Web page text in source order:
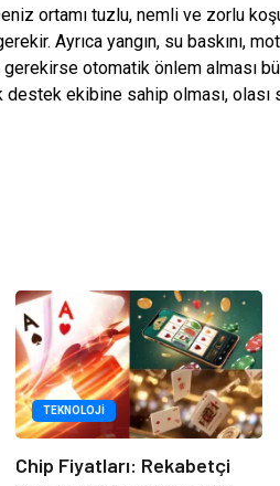
ortamı tuzlu, nemli ve zorlu
Ayrıca yangın, su baskını,
otomatik önlem alması
destek ekibine sahip olması,
TEKNOLOJI
Chip Fiyatları: Rekabetçi